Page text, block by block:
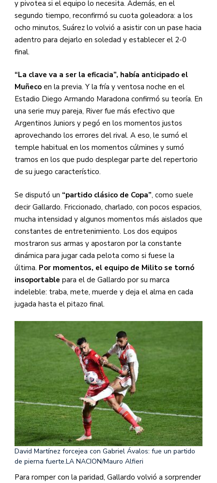
y pivotea si el equipo lo necesita. Además, en el
segundo tiempo, reconfirmó su cuota goleadora: a los
ocho minutos, Suárez lo volvió a asistir con un pase hacia
adentro para dejarlo en soledad y establecer el 2-0
final.
“La clave va a ser la eficacia”, había anticipado el
Muñeco en la previa. Y la fría y ventosa noche en el
Estadio Diego Armando Maradona confirmó su teoría. En
una serie muy pareja, River fue más efectivo que
Argentinos Juniors y pegó en los momentos justos
aprovechando los errores del rival. A eso, le sumó el
temple habitual en los momentos cúlmines y sumó
tramos en los que pudo desplegar parte del repertorio
de su juego característico.
Se disputó un “partido clásico de Copa”, como suele
decir Gallardo. Friccionado, charlado, con pocos espacios,
mucha intensidad y algunos momentos más aislados que
constantes de entretenimiento. Los dos equipos
mostraron sus armas y apostaron por la constante
dinámica para jugar cada pelota como si fuese la
última. Por momentos, el equipo de Milito se tornó
insoportable para el de Gallardo por su marca
indeleble: traba, mete, muerde y deja el alma en cada
jugada hasta el pitazo final.
David Martínez forcejea con Gabriel Ávalos: fue un partido
de pierna fuerte.LA NACION/Mauro Alfieri
Para romper con la paridad, Gallardo volvió a sorprender